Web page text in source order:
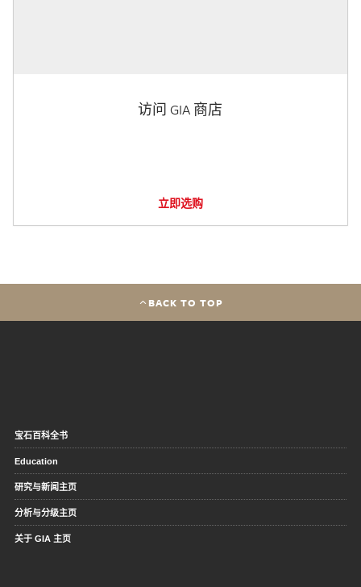
访问 GIA 商店
立即选购
BACK TO TOP
宝石百科全书
Education
研究与新闻主页
分析与分级主页
关于 GIA 主页